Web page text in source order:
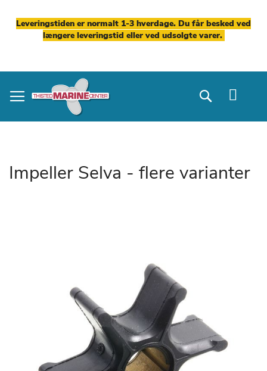
Leveringstiden er normalt 1-3 hverdage. Du får besked ved
længere leveringstid eller ved udsolgte varer.
to
Content
Search
Impeller Selva - flere varianter